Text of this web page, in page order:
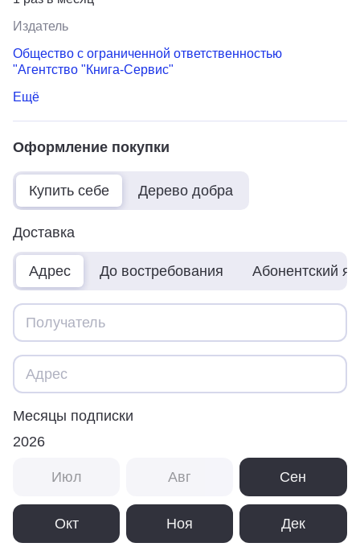
Издатель
Общество с ограниченной ответственностью
"Агентство "Книга-Сервис"
Ещё
Оформление покупки
Купить себе Дерево добра
Доставка
Адрес До востребования Абонентский
Месяцы подписки
2026
Июл Авг Сен
Окт Ноя Дек